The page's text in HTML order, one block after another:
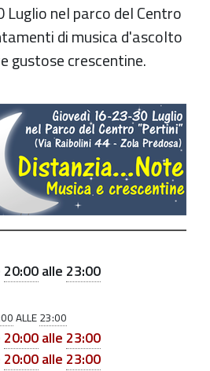
Luglio nel parco del Centro
di musica d'ascolto
gustose crescentine.
events/distanzia-
20:00alle 23:00
ALLE 23:00
20:00alle 23:00
20:00alle 23:00